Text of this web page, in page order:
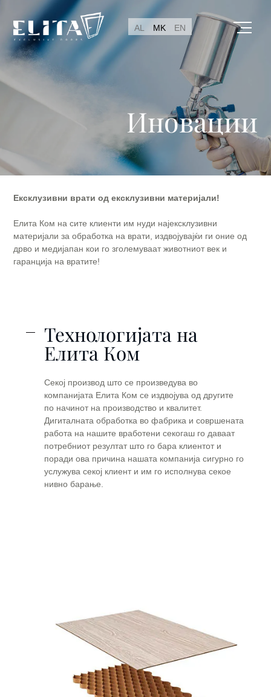
AL MK EN
Иновации
Ексклузивни врати од ексклузивни материјали!
Елита Ком на сите клиенти им нуди најексклузивни
материјали за обработка на врати, издвојувајќи ги оние од
дрво и медијапан кои го зголемуваат животниот век и
гаранција на вратите!
Технологијата на
Елита Ком
Секој производ што се произведува во
компанијата Елита Ком се издвојува од другите
по начинот на производство и квалитет.
Дигиталната обработка во фабрика и совршената
работа на нашите вработени секогаш го даваат
потребниот резултат што го бара клиентот и
поради ова причина нашата компанија сигурно го
услужува секој клиент и им го исполнува секое
нивно барање.